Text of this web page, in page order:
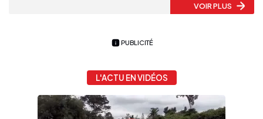
VOIR PLUS
PUBLICITÉ
L'ACTU EN VIDÉOS